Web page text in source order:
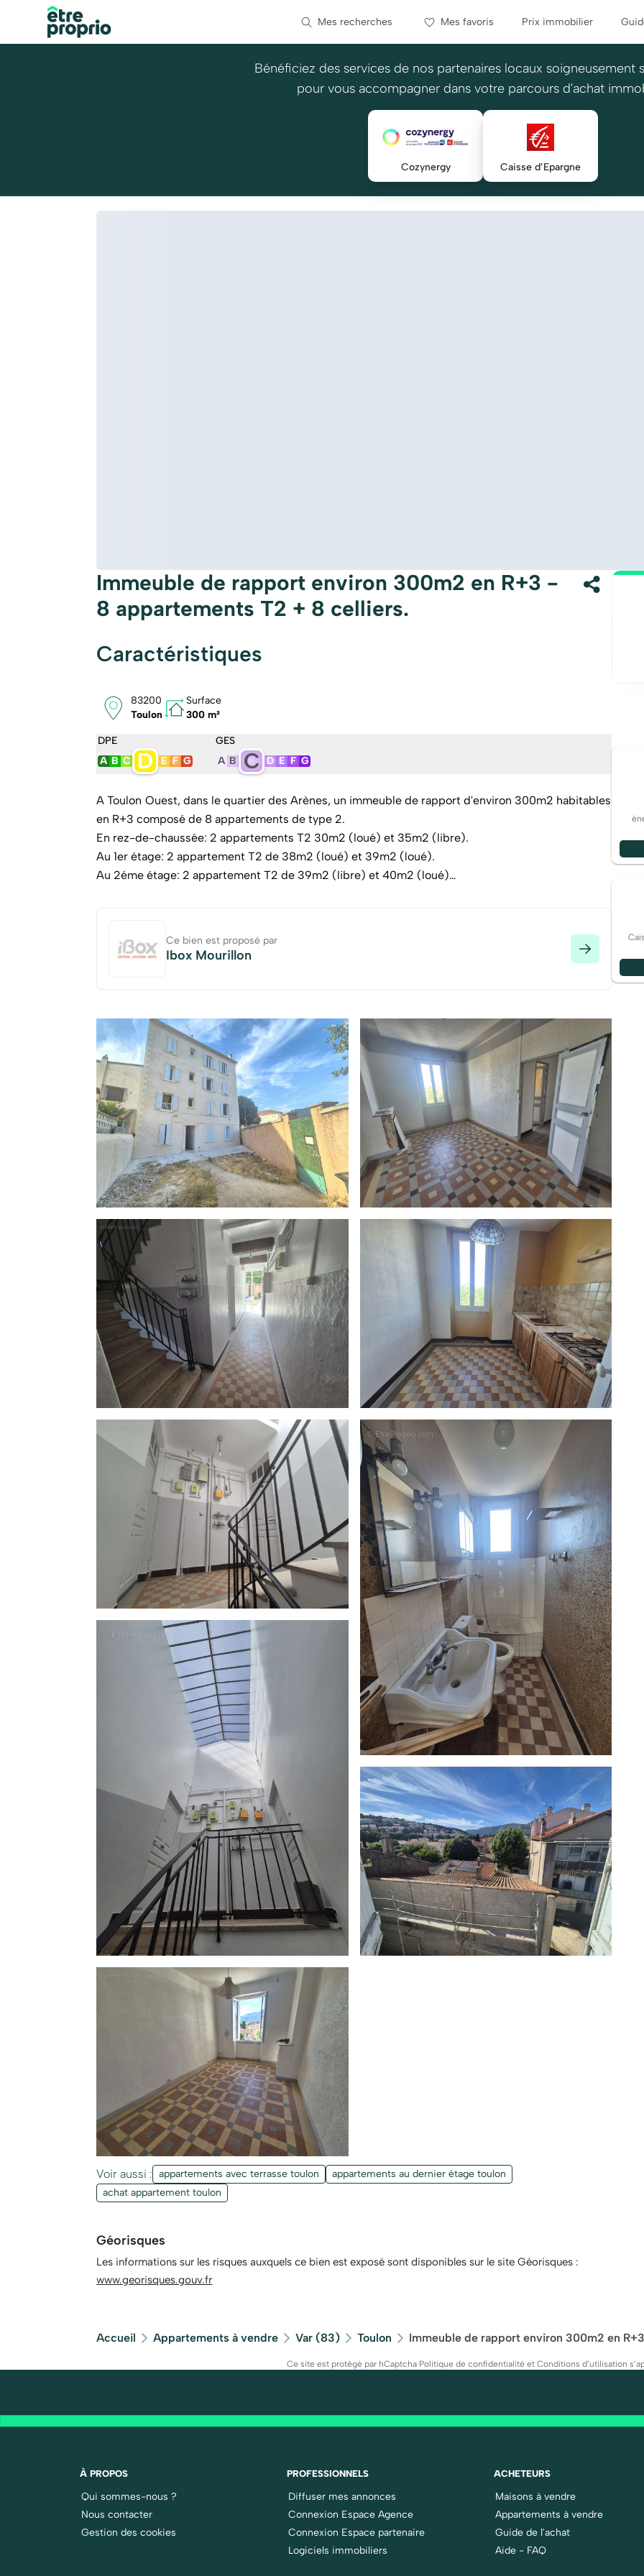
Mes recherches Mes favoris Prix immobilier
Bénéficiez des services de nos partenaires locaux soigneusement
pour vous accompagner dans votre parcours d'achat
Cozynergy Caisse d’Epargne
Immeuble de rapport environ 300m2 en R+3 -
8 appartements T2 + 8 celliers.
Caractéristiques
83200
Toulon
Surface
300 m²
DPE
A B C D E F G
GES
A B C D E F G
A Toulon Ouest, dans le quartier des Arènes, un immeuble de rapport d'environ 300m2 habitables
en R+3 composé de 8 appartements de type 2.
En rez-de-chaussée: 2 appartements T2 30m2 (loué) et 35m2 (libre).
Au 1er étage: 2 appartement T2 de 38m2 (loué) et 39m2 (loué).
Au 2éme étage: 2 appartement T2 de 39m2 (libre) et 40m2 (loué)
Facade neuve - parties communes en très bonnes état recement rafraichies et fenêtres PVC dans
Possibilité de stationner des motos/velos sur la parcelle sécurisée.
DPE: D pour l'ensemble des appartements.
Opportunité rare dans ce secteur, situé à proximité des commerces et des axes autoroutiers.
Centre ville et gare à 10 minutes en voiture.
Ce bien est proposé par
Ibox Mourillon
Voir aussi : appartements avec terrasse toulon
appartements au dernier étage toulon
achat appartement toulon
Géorisques
Les informations sur les risques auxquels ce bien est exposé sont disponibles sur le site Géorisques :
www.georisques.gouv.fr
Accueil Appartements à vendre Var (83) Toulon Immeuble de rapport environ 300m2 en
Ce site est protégé par hCaptcha Politique de confidentialitéet Conditions d’utilisation
À PROPOS
Qui sommes-nous ?
Nous contacter
Gestion des cookies
PROFESSIONNELS
Diffuser mes annonces
Connexion Espace Agence
Connexion Espace partenaire
Logiciels immobiliers
ACHETEURS
Maisons à vendre
Appartements à vendre
Guide de l'achat
Aide - FAQ